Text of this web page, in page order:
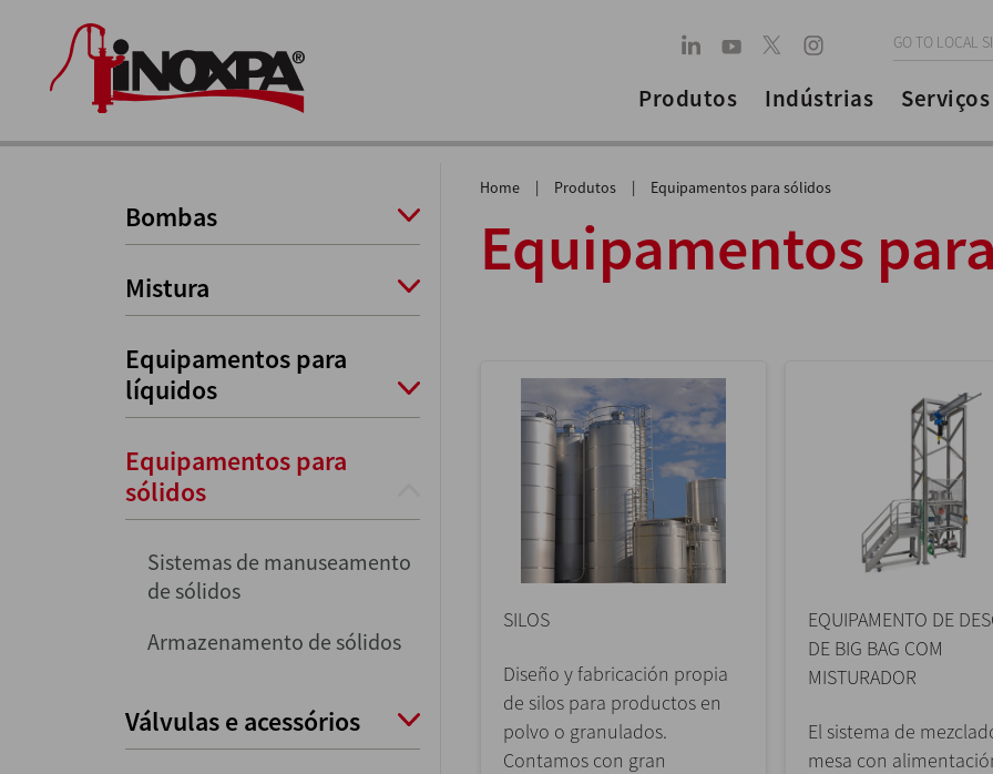
GO TO LOCAL
Produtos Indústrias Serviços
Bombas
Mistura
Equipamentos para
líquidos
Equipamentos para
sólidos
Sistemas de manuseamento
de sólidos
Armazenamento de sólidos
Válvulas e acessórios
Home | Produtos | Equipamentos para sólidos
Equipamentos
SILOS
Diseño y fabricación propia
de silos para productos en
polvo o granulados.
Contamos con gran
EQUIPAMENTO DE
DE BIG BAG COM
MISTURADOR
El sistema de
mesa con